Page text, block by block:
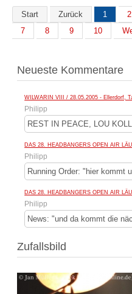
Start Zurück 1 2
7
8 9 10
Neueste Kommentare
WILWARIN VIII / 28.05.2005 - Ellerdorf,
Philipp
REST IN PEACE, LOU
DAS 28. HEADBANGERS OPEN AIR
Philipp
Running Order: "hier kommt
DAS 28. HEADBANGERS OPEN AIR
Philipp
News: "und da kommt die
Zufallsbild